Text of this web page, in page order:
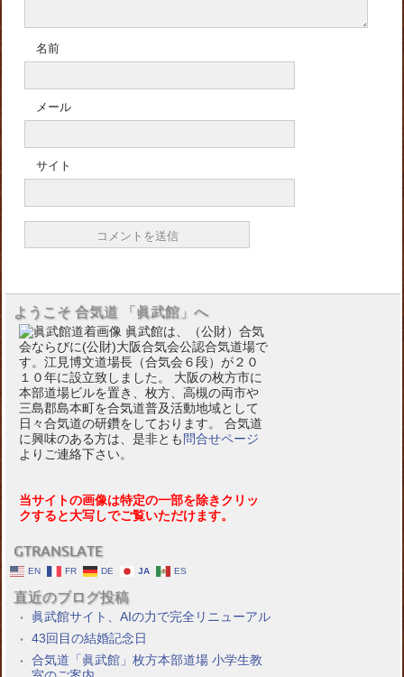
名前
メール
サイト
ようこそ 合気道 「眞武館」へ
眞武館は、（公財）合気
会ならびに(公財)大阪合気会公認合気道場で
す。江見博文道場長（合気会６段）が２０
１０年に設立致しました。 大阪の枚方市に
本部道場ビルを置き、枚方、高槻の両市や
三島郡島本町を合気道普及活動地域として
日々合気道の研鑽をしております。 合気道
に興味のある方は、是非とも 問合せページ
よりご連絡下さい。
当サイトの画像は特定の一部を除きクリッ
クすると大写しでご覧いただけます。
GTRANSLATE
EN FR DE JA ES
直近のブログ投稿
眞武館サイト、AIの力で完全リニューアル
43回目の結婚記念日
合気道「眞武館」枚方本部道場 小学生教